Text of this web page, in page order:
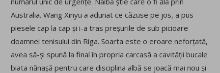
Australia. Wang Xinyu a adunat ce căzuse pe jos, a pus
piesele cap la cap și i-a tras preșurile de sub picioare
doamnei tenisului din Riga. Soarta este o eroare neforțată,
avea să-și spună la final în propria carcasă a cavității bucale
biata nănașă pentru care disciplina albă se joacă mai nou și